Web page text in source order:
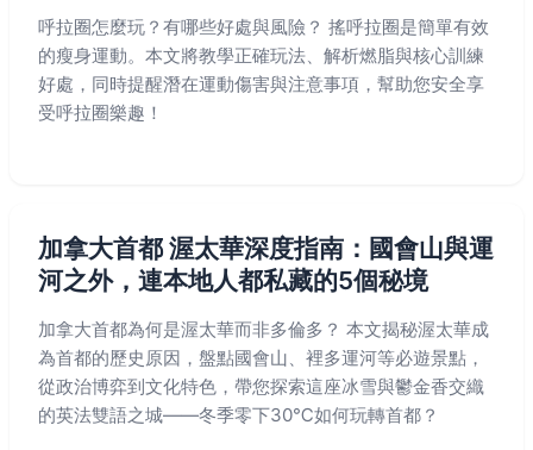
呼拉圈怎麼玩？有哪些好處與風險？ 搖呼拉圈是簡單有效
的瘦身運動。本文將教學正確玩法、解析燃脂與核心訓練
好處，同時提醒潛在運動傷害與注意事項，幫助您安全享
受呼拉圈樂趣！
加拿大首都 渥太華深度指南：國會山與運
河之外，連本地人都私藏的5個秘境
加拿大首都為何是渥太華而非多倫多？ 本文揭秘渥太華成
為首都的歷史原因，盤點國會山、裡多運河等必遊景點，
從政治博弈到文化特色，帶您探索這座冰雪與鬱金香交織
的英法雙語之城——冬季零下30℃如何玩轉首都？